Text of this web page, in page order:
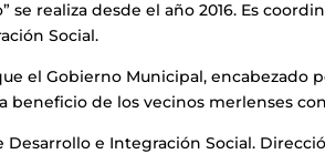
se realiza desde el año 2016. Es
Social.
el Gobierno Municipal, encabezado
beneficio de los vecinos merlenses
e Integración Social.